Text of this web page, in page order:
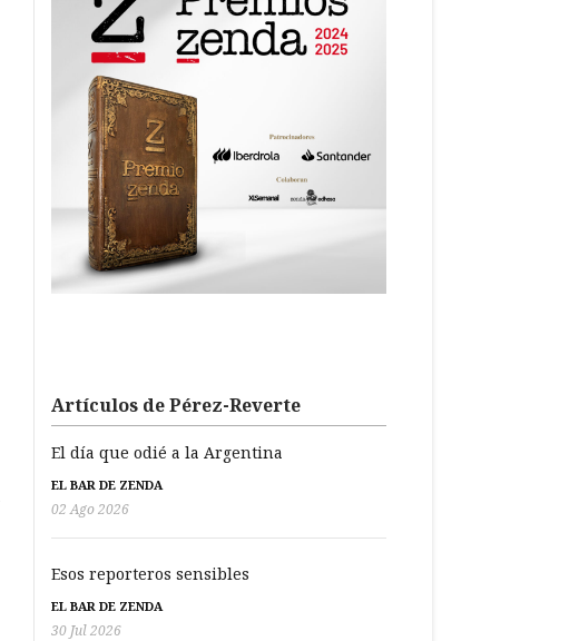
Artículos de Pérez-Reverte
El día que odié a la Argentina
EL BAR DE ZENDA
02 Ago 2026
Esos reporteros sensibles
EL BAR DE ZENDA
30 Jul 2026